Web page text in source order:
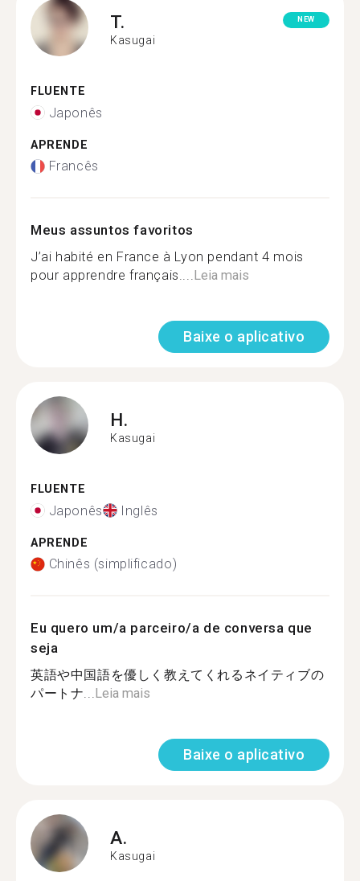
T.
Kasugai
NEW
FLUENTE
Japonês
APRENDE
Francês
Meus assuntos favoritos
J’ai habité en France à Lyon pendant 4 mois
pour apprendre français....Leia mais
Baixe o aplicativo
H.
Kasugai
FLUENTE
Japonês Inglês
APRENDE
Chinês (simplificado)
Eu quero um/a parceiro/a de conversa que
seja
英語や中国語を優しく教えてくれるネイティブの
パートナ...Leia mais
Baixe o aplicativo
A.
Kasugai